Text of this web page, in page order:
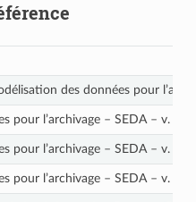
des données pour
pour l’archivage – SEDA – v. 2.1
pour l’archivage – SEDA – v. 2.2
pour l’archivage – SEDA – v. 2.3